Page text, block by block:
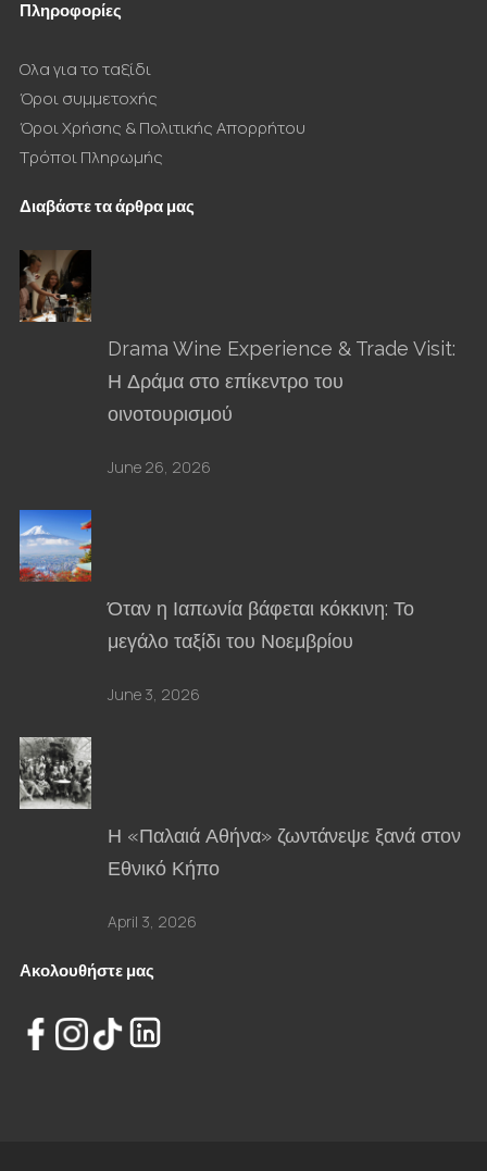
Πληροφορίες
Ολα για το ταξίδι
Όροι συμμετοχής
Όροι Χρήσης & Πολιτικής Απορρήτου
Τρόποι Πληρωμής
Διαβάστε τα άρθρα μας
Drama Wine Experience & Trade Visit:
Η Δράμα στο επίκεντρο του
οινοτουρισμού
June 26, 2026
Όταν η Ιαπωνία βάφεται κόκκινη: Το
μεγάλο ταξίδι του Νοεμβρίου
June 3, 2026
Η «Παλαιά Αθήνα» ζωντάνεψε ξανά στον
Εθνικό Κήπο
April 3, 2026
Ακολουθήστε μας